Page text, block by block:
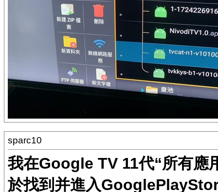
sparc10
我在Google TV 11代“所有應
於找到并進入